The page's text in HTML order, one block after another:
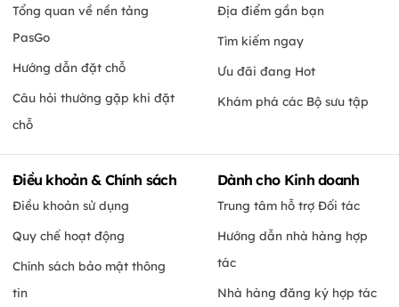
Tổng quan về nền tảng
PasGo
Hướng dẫn đặt chỗ
Câu hỏi thường gặp khi đặt
chỗ
Địa điểm gần bạn
Tìm kiếm ngay
Ưu đãi đang Hot
Khám phá các Bộ sưu tập
Điều khoản & Chính sách
Điều khoản sử dụng
Quy chế hoạt động
Chính sách bảo mật thông
tin
Dành cho Kinh doanh
Trung tâm hỗ trợ Đối tác
Hướng dẫn nhà hàng hợp
tác
Nhà hàng đăng ký hợp tác